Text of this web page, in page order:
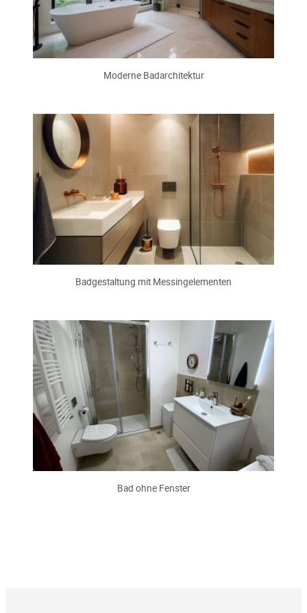
Moderne Badarchitektur
Badgestaltung mit Messingelementen
Bad ohne Fenster